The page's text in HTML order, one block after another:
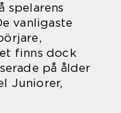
spelarens
vanligaste
finns dock
på ålder
Juniorer,